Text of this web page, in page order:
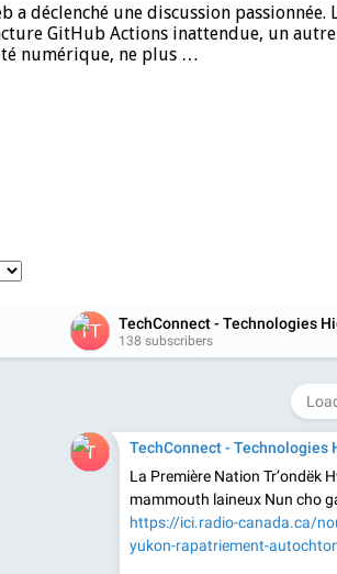
a déclenché une discussion
GitHub Actions inattendue, un
numérique, ne plus …